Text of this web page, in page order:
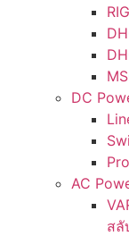
DC
AC
สลั